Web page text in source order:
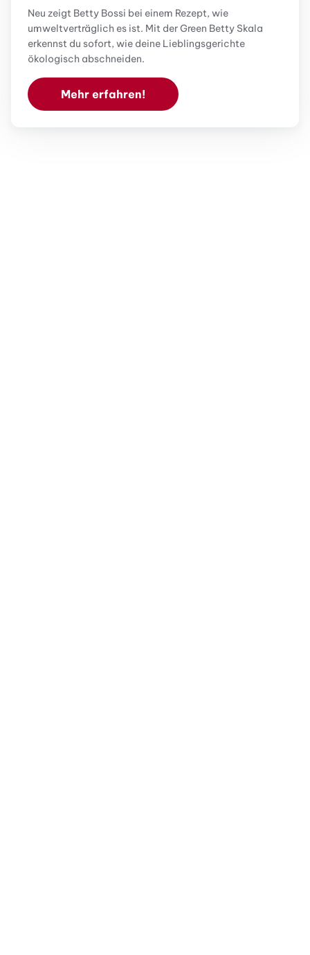
Neu zeigt Betty Bossi bei einem Rezept, wie
umweltverträglich es ist. Mit der Green Betty Skala
erkennst du sofort, wie deine Lieblingsgerichte
ökologisch abschneiden.
Mehr erfahren!